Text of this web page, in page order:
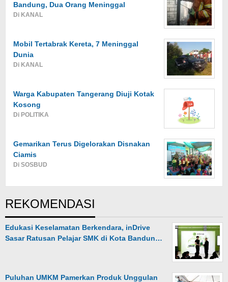
Bandung, Dua Orang Meninggal
Di KANAL
Mobil Tertabrak Kereta, 7 Meninggal
Dunia
Di KANAL
Warga Kabupaten Tangerang Diuji Kotak
Kosong
Di POLITIKA
Gemarikan Terus Digelorakan Disnakan
Ciamis
Di SOSBUD
REKOMENDASI
Edukasi Keselamatan Berkendara, inDrive
Sasar Ratusan Pelajar SMK di Kota Bandun…
Puluhan UMKM Pamerkan Produk Unggulan